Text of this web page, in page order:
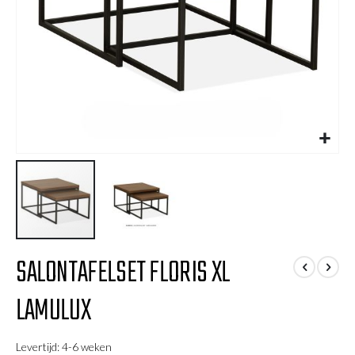
naar
het
begin
van
afbeeldingen-
SALONTAFELSET FLORIS XL
LAMULUX
Levertijd: 4-6 weken